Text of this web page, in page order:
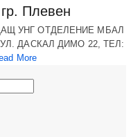
Плевен
УНГ ОТДЕЛЕНИЕ МБАЛ
ДАСКАЛ ДИМО 22, ТЕЛ:
More